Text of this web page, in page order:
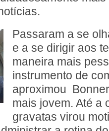
Passaram a se
e a se dirigir aos
maneira mais
instrumento de
aproximou
mais jovem. Até a
gravatas virou